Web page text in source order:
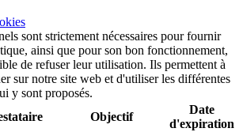
sont strictement nécessaires pour fournir
ainsi que pour son bon fonctionnement,
de refuser leur utilisation. Ils permettent à
sur notre site web et d'utiliser les différentes
y sont proposés.
Objectif
Date
d'expiration